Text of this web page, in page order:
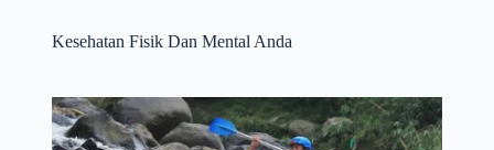
Kesehatan Fisik Dan Mental Anda